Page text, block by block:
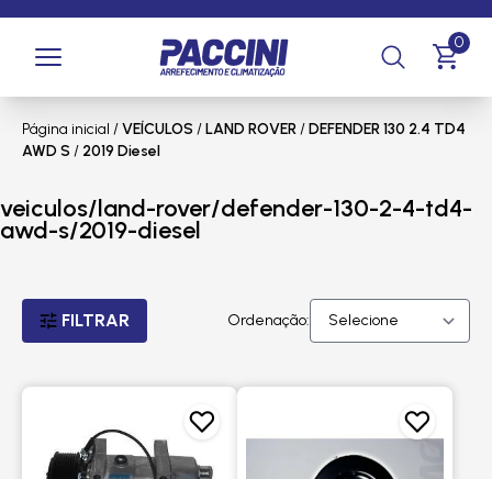
0
Página inicial /VEÍCULOS /LAND ROVER/DEFENDER 130 2.4 TD4
AWD S / 2019 Diesel
veiculos/land-rover/defender-130-2-4-td4-
awd-s/2019-diesel
FILTRAR Ordenação: